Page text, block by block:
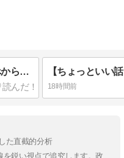
戦争屋高市。統一教会総理「すべからず」ウソ・支持率アップ狙いのみ。
18時間前
た直截的分析
鋭い視点で追究します。政